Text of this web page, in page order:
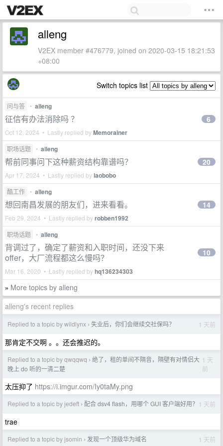
alleng
V2EX member #476779, joined on 2020-03-15 18:21:53
+08:00
Switch topics list
问与答 • alleng
征信有办法消除吗 ？
Oct 12, 2024 • Lastly replied byMemorainer
6
职场话题 • alleng
帮前同事问下这种薪资结构靠谱吗？
Apr 17, 2024 • Lastly replied bylaobobo
20
酷工作 • alleng
想回南昌发展的朋友们，进来看看。
Feb 29, 2024 • Lastly replied byrobben1992
14
职场话题 • alleng
背调过了，确定了薪资和入职时间，还没下来
offer，大厂流程都这么慢吗？
Mar 16, 2020 • Lastly replied byhq136234303
10
» More topics by alleng
alleng's recent replies
Replied to a topic by wildlynx › 失业后，你们会继续交社保吗？ 1 天前
那肯定不交啊 。。还会推迟的。
Replied to a topic by qwqqwq › 绝了，租的单间不隔音，隔壁有对情侣大
晚上 do 听的一清二楚
1 天
前
太压抑了 https://i.imgur.com/Iy0taMy.png
Replied to a topic by jedeft › 配合 dsv4 flash，用哪个 GUI 客户端好用？ 1 天前
trae
Replied to a topic by jsomin › 发现一个顶级华为域名 1 天前